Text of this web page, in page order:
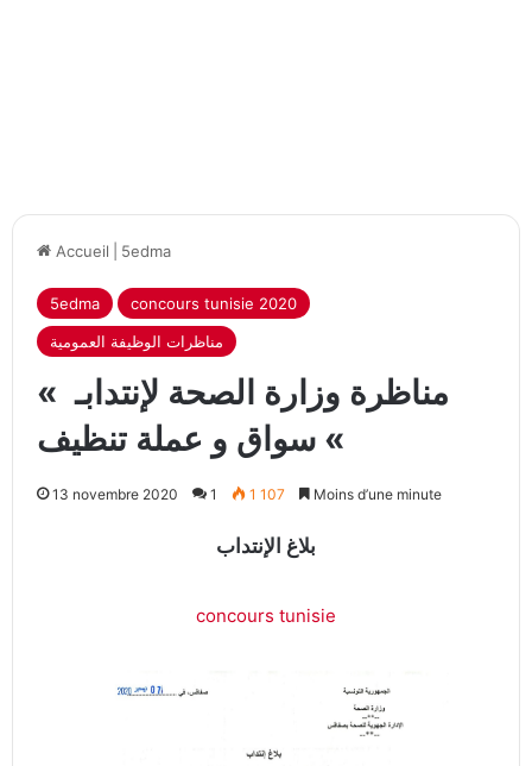
Accueil 5edma
5edma
concours tunisie 2020
مناظرات الوظيفة العمومية
مناظرة وزارة الصحة لإنتدابـ »
سواق و عملة تنظيف «
13 novembre 2020 1 1 107 Moins d’une minute
بلاغ الإنتداب
concours tunisie